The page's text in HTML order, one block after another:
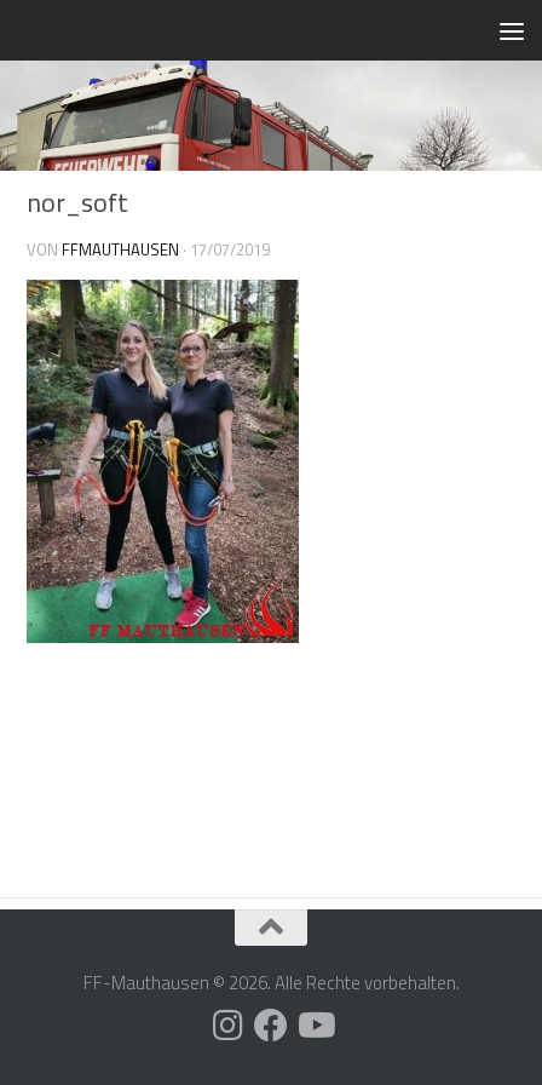
nor_soft
VON FFMAUTHAUSEN · 17/07/2019
FF-Mauthausen © 2026. Alle Rechte vorbehalten.